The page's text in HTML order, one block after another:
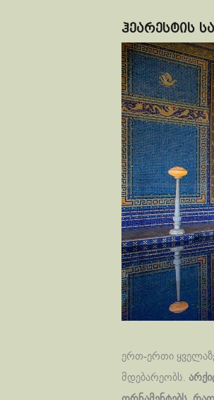
ჰეარესტის
ერთ-ერთი
მდებარეობს.